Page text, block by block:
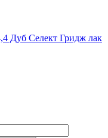
Дуб Селект Гридж лак